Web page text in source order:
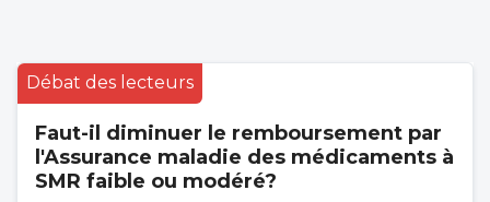
Débat des lecteurs
Faut-il diminuer le remboursement par
l'Assurance maladie des médicaments à
SMR faible ou modéré?